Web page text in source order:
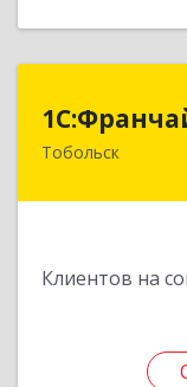
Тобольск
Клиентов на